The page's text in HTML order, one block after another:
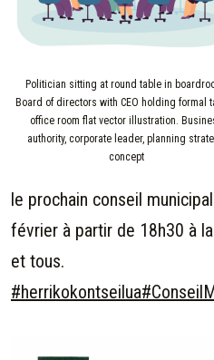
Politician sitting at round table in
Board of directors with CEO holding formal
office room flat vector illustration.
authority, corporate leader, planning
concept
le prochain conseil
février à partir de 18h30 à
et tous.
#herrikokontseilua